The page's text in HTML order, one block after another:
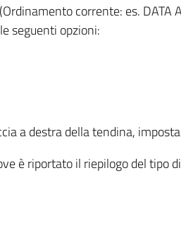
corrente: es. DATA
seguenti opzioni:
a destra della tendina,
è riportato il riepilogo del tipo